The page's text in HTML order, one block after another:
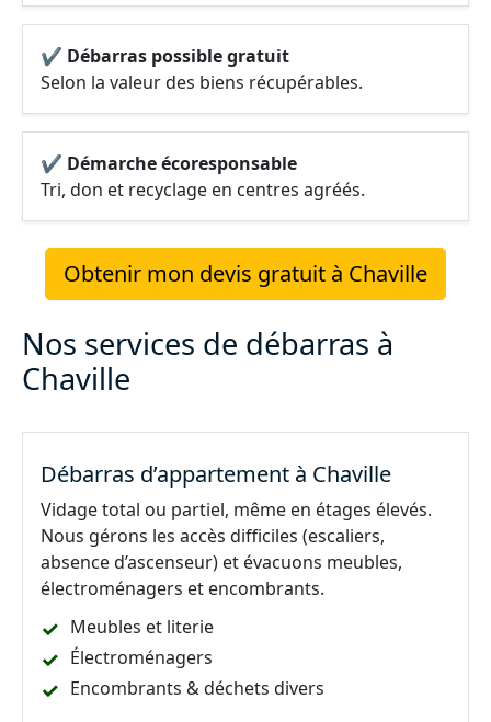
✔ Débarras possible gratuit
Selon la valeur des biens récupérables.
✔ Démarche écoresponsable
Tri, don et recyclage en centres agréés.
Obtenir mon devis gratuit à Chaville
Nos services de débarras à
Chaville
Débarras d’appartement à Chaville
Vidage total ou partiel, même en étages élevés.
Nous gérons les accès difficiles (escaliers,
absence d’ascenseur) et évacuons meubles,
électroménagers et encombrants.
Meubles et literie
Électroménagers
Encombrants & déchets divers